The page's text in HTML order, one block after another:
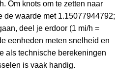
Om knots om te zetten naar
de waarde met 1.15077944792;
deel je erdoor (1 mi/h =
eenheden meten snelheid en
als technische berekeningen
is vaak handig.